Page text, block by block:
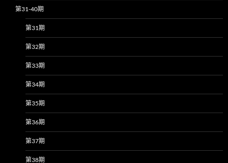
第31-40期
第31期
第32期
第33期
第34期
第35期
第36期
第37期
第38期